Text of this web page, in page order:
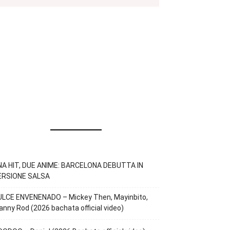
HIT, DUE ANIME: BARCELONA DEBUTTA IN
SALSA
ENVENENADO – Mickey Then, Mayinbito,
Rod (2026 bachata official video)